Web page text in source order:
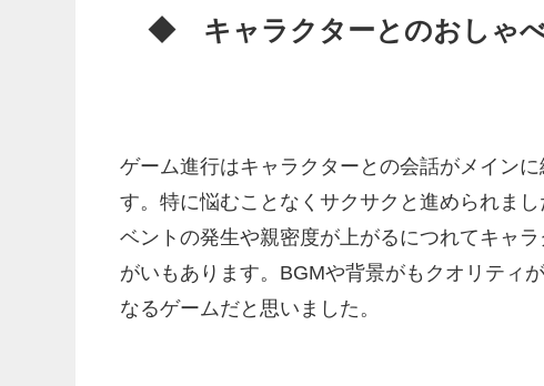
◆ キャラクターとのおしゃべ
ゲーム進行はキャラクターとの会話がメイン
す。特に悩むことなくサクサクと進められま
ベントの発生や親密度が上がるにつれてキャ
がいもあります。BGMや背景がもクオリティ
なるゲームだと思いました。